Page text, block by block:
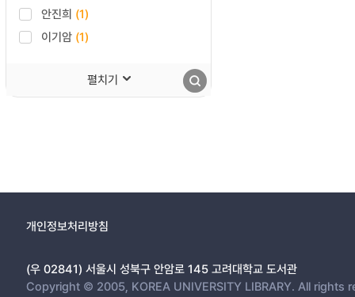
안진희 (1)
이기암 (1)
펼치기
개인정보처리방침
(우 02841) 서울시 성북구 안암로 145 고려대학교 도서관
Copyright © 2005, KOREA UNIVERSITY LIBRARY. All rights